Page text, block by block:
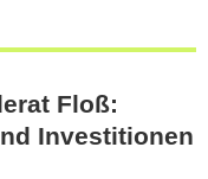
Floß:
Investitionen